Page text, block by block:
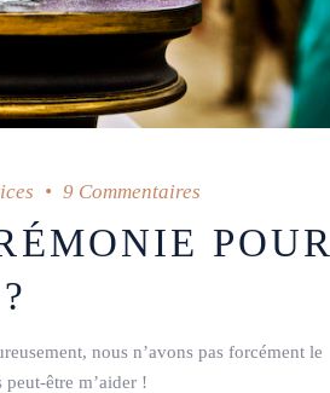
9 Commentaires
POUR
nous n’avons pas forcément le
être m’aider !